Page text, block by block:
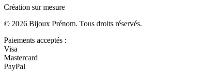
Création sur mesure
© 2026 Bijoux Prénom. Tous droits réservés.
Paiements acceptés :
Visa
Mastercard
PayPal